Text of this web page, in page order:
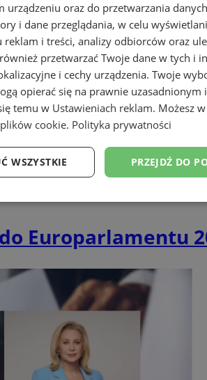
Europarlamentu
oraz do przetwarzania
i dane przeglądania, w celu
i treści, analizy odbiorców oraz
przetwarzać Twoje dane w tych i
i cechy urządzenia. Twoje
opierać się na prawnie uzasadnionym
temu w Ustawieniach reklam. Możesz
cookie. Polityka prywatności
PRZEJDŹ DO
WSZYSTKIE
Funkcjonalność
Funkcjonalność Niesklasyfikowane
funkcji strony internetowej, takich jak logowanie
prawidłowo korzystać ze strony internetowej.
przechowywania
Opis